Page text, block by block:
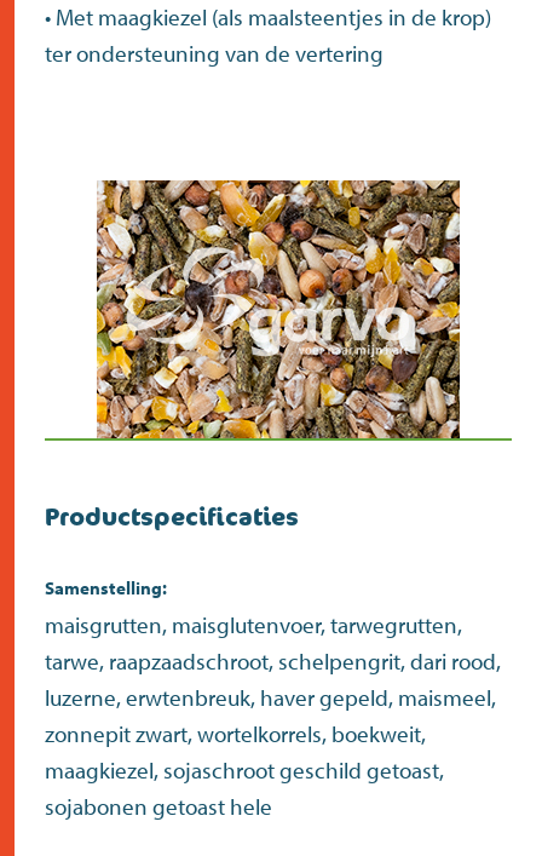
• Met maagkiezel (als maalsteentjes in de krop)
ter ondersteuning van de vertering
Productspecificaties
Samenstelling:
maisgrutten, maisglutenvoer, tarwegrutten,
tarwe, raapzaadschroot, schelpengrit, dari rood,
luzerne, erwtenbreuk, haver gepeld, maismeel,
zonnepit zwart, wortelkorrels, boekweit,
maagkiezel, sojaschroot geschild getoast,
sojabonen getoast hele